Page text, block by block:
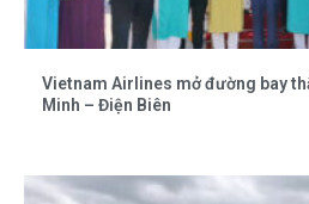
Vietnam Airlines mở đường bay
Minh – Điện Biên